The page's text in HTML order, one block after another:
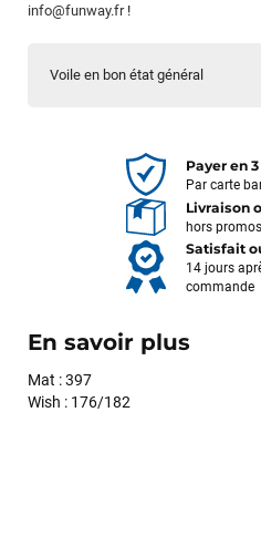
Voile en bon état général
info@funway.fr!
Payer en
Par carte
Livraison
hors
Satisfait
14 jours
commande
En savoir plus
Mat : 397
Wish : 176/182